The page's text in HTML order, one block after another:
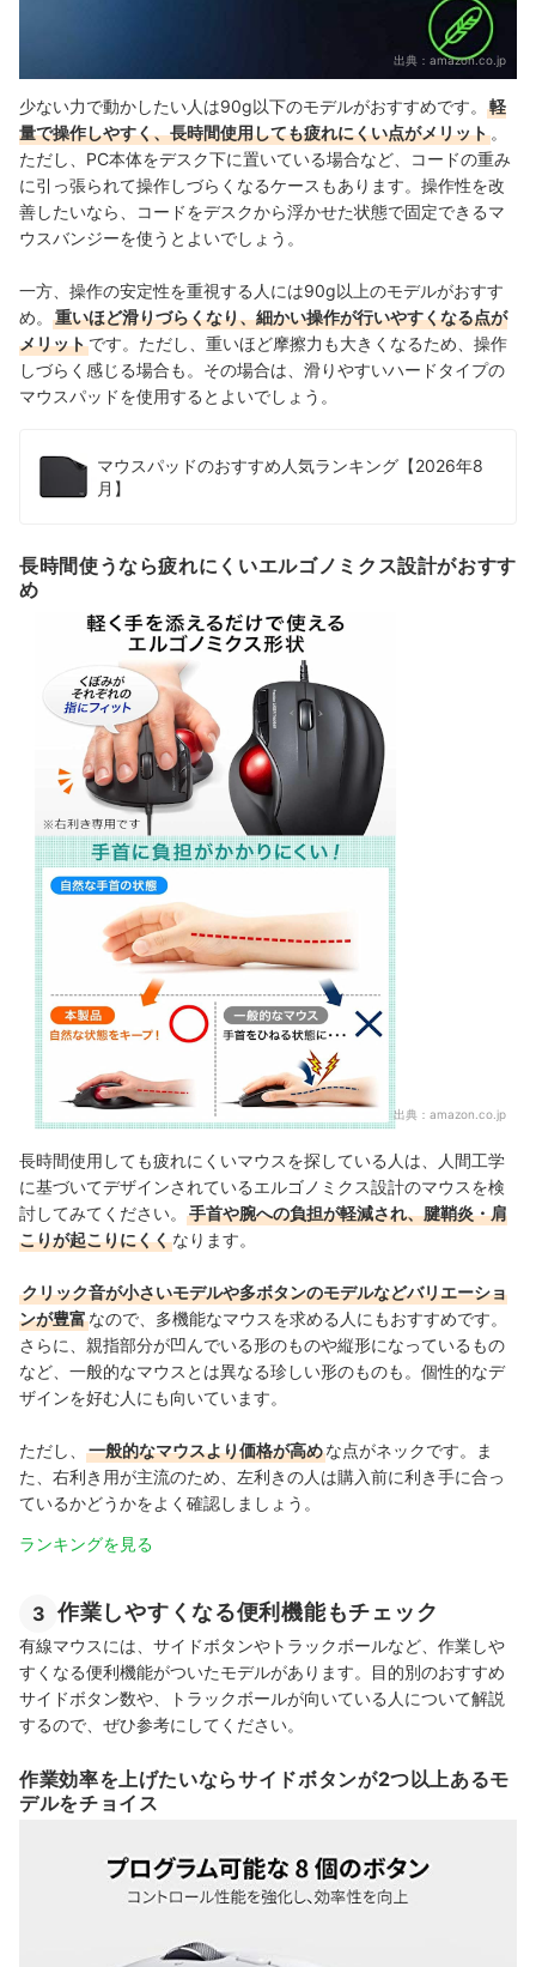
出典： amazon.co.jp
少ない力で動かしたい人は90g以下のモデルがおすすめです。
軽
量で操作しやすく、長時間使用しても疲れにくい点がメリット 。
ただし、PC本体をデスク下に置いている場合など、コードの重み
に引っ張られて操作しづらくなるケースもあります。操作性を改
善したいなら、コードをデスクから浮かせた状態で固定できるマ
ウスバンジーを使うとよいでしょう。
一方、操作の安定性を重視する人には90g以上のモデルがおすす
め。
重いほど滑りづらくなり、細かい操作が行いやすくなる点が
メリットです。ただし、重いほど摩擦力も大きくなるため、操作
しづらく感じる場合も。その場合は、滑りやすいハードタイプの
マウスパッドを使用するとよいでしょう。
マウスパッドのおすすめ人気ランキング【2026年8
月】
長時間使うなら疲れにくいエルゴノミクス設計がおすす
め
出典： amazon.co.jp
長時間使用しても疲れにくいマウスを探している人は、人間工学
に基づいてデザインされているエルゴノミクス設計のマウスを検
討してみてください。
手首や腕への負担が軽減され、腱鞘炎・肩
こりが起こりにくくなります。
クリック音が小さいモデルや多ボタンのモデルなどバリエーショ
ンが豊富なので、多機能なマウスを求める人にもおすすめです。
さらに、親指部分が凹んでいる形のものや縦形になっているもの
など、一般的なマウスとは異なる珍しい形のものも。個性的なデ
ザインを好む人にも向いています。
ただし、 一般的なマウスより価格が高めな点がネックです。ま
た、 右利き用が主流のため、左利きの人は購入前に利き手に合っ
ているかどうかをよく確認しましょう。
ランキングを見る
3 作業しやすくなる便利機能もチェック
有線マウスには、サイドボタンやトラックボールなど、作業しや
すくなる便利機能がついたモデルがあります。目的別のおすすめ
サイドボタン数や、トラックボールが向いている人について解説
するので、ぜひ参考にしてください。
作業効率を上げたいならサイドボタンが2つ以上あるモ
デルをチョイス